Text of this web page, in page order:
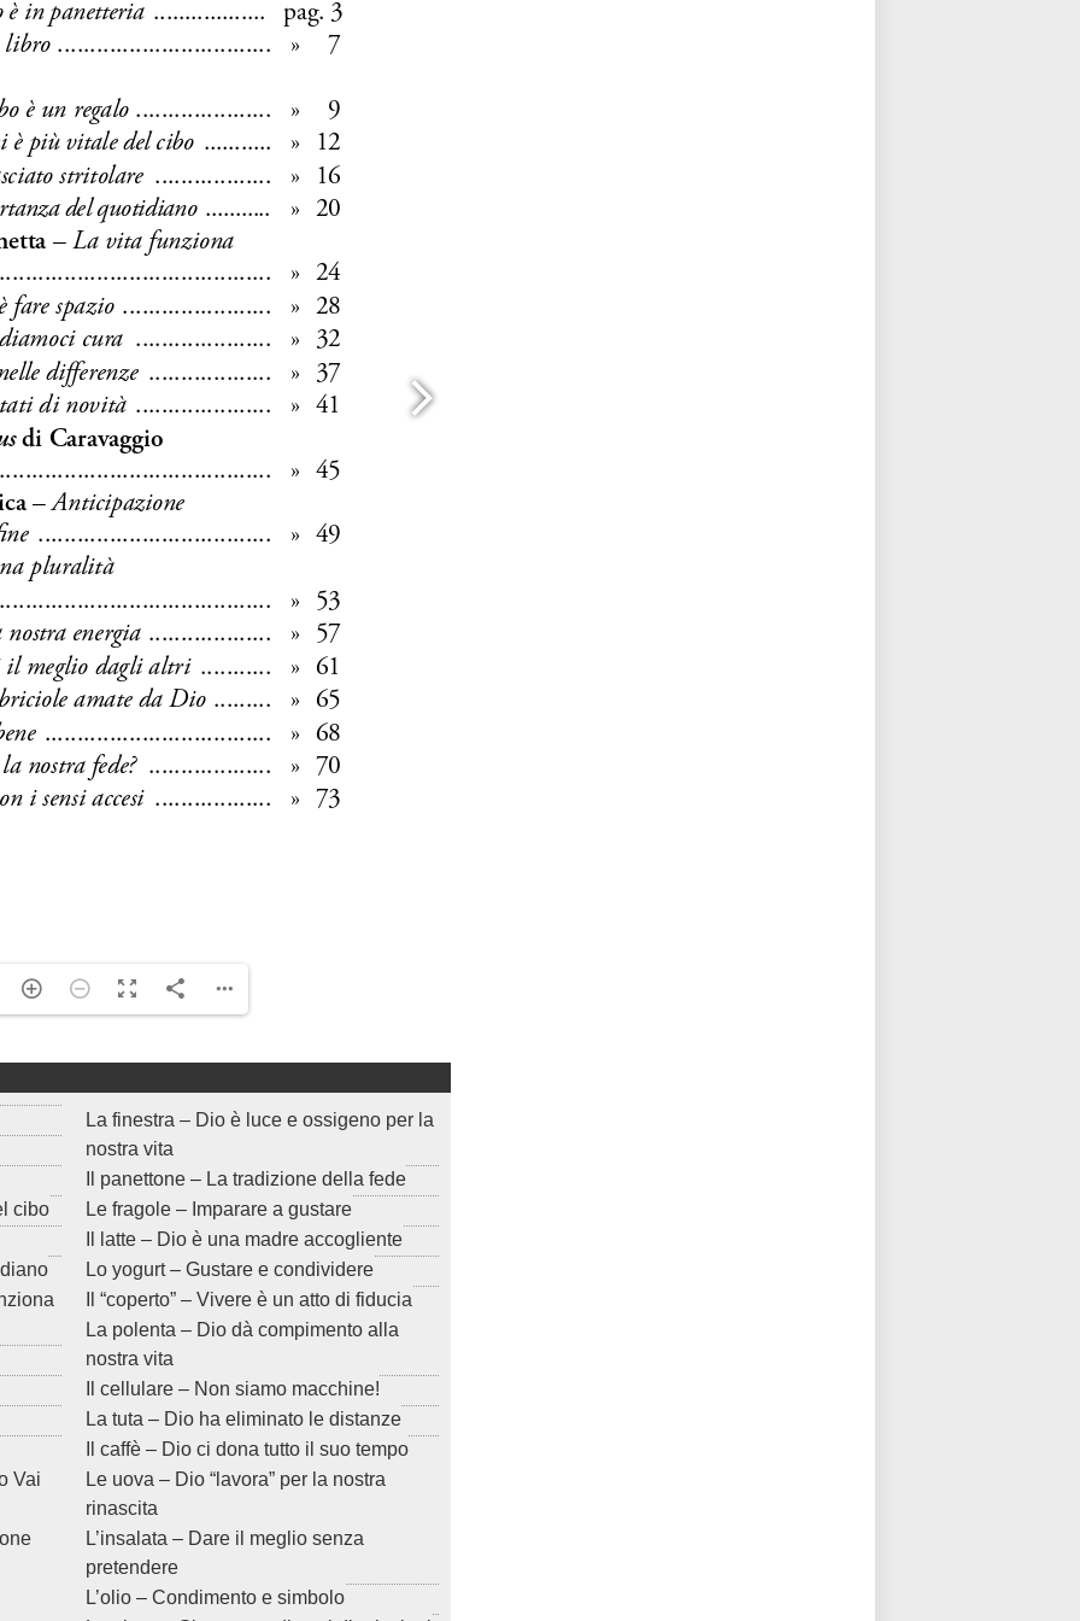
cibo
Vai
La finestra – Dio è luce e ossigeno per la
nostra vita
Il panettone – La tradizione della fede
Le fragole – Imparare a gustare
Il latte – Dio è una madre accogliente
Lo yogurt – Gustare e condividere
Il “coperto” – Vivere è un atto di fiducia
La polenta – Dio dà compimento alla
nostra vita
Il cellulare – Non siamo macchine!
La tuta – Dio ha eliminato le distanze
Il caffè – Dio ci dona tutto il suo tempo
Le uova – Dio “lavora” per la nostra
rinascita
L’insalata – Dare il meglio senza
pretendere
L’olio – Condimento e simbolo